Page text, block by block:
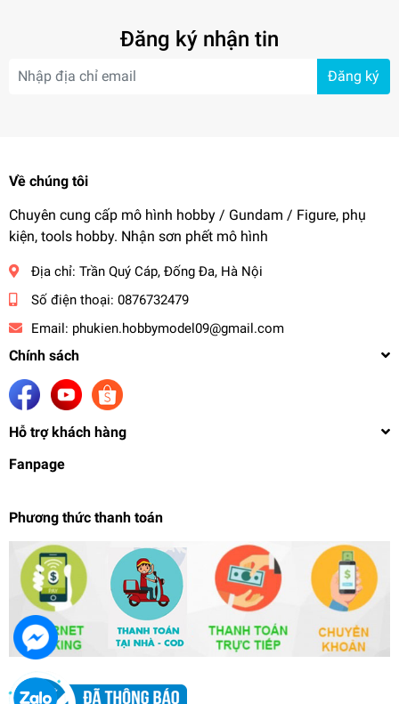
Đăng ký nhận tin
Đăng ký
Về chúng tôi
Chuyên cung cấp mô hình hobby / Gundam / Figure, phụ
kiện, tools hobby. Nhận sơn phết mô hình
Địa chỉ: Trần Quý Cáp, Đống Đa, Hà Nội
Số điện thoại: 0876732479
Email: phukien.hobbymodel09@gmail.com
Chính sách
Hỗ trợ khách hàng
Fanpage
Phương thức thanh toán
Mô hình lắp ráp MG 1/100 Gundam 00 7s /
599.000₫